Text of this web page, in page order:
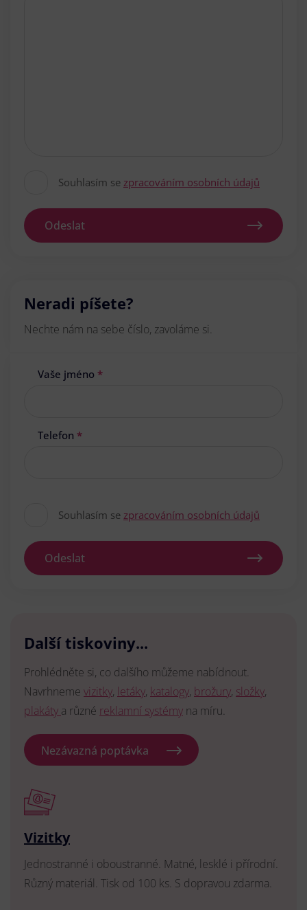
Souhlasím se zpracováním osobních údajů
Odeslat
Neradi píšete?
Nechte nám na sebe číslo, zavoláme si.
Vaše jméno *
Telefon *
Souhlasím se zpracováním osobních údajů
Odeslat
Další tiskoviny...
Prohlédněte si, co dalšího můžeme nabídnout.
Navrhneme vizitky, letáky, katalogy, brožury, složky,
plakáty a různé reklamní systémy na míru.
Nezávazná poptávka
Vizitky
Jednostranné i oboustranné. Matné, lesklé i přírodní.
Různý materiál. Tisk od 100 ks. S dopravou zdarma.